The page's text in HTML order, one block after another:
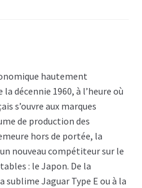
hautement
décennie 1960, à l’heure où
s’ouvre aux marques
de production des
hors de portée, la
nouveau compétiteur sur le
: le Japon. De la
sublime Jaguar Type E ou à la